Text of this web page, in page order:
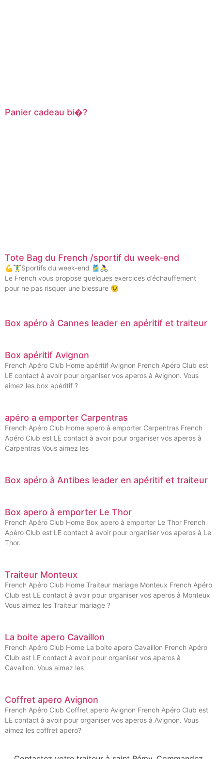
Panier cadeau bi�?
Tote Bag du French /sportif du week-end
💪🏋️‍♂️Sportifs du week-end 🎽🚴‍♀️
Le French vous propose quelques exercices d’échauffement
pour ne pas risquer une blessure 😉
Box apéro à Cannes leader en apéritif et traiteur
Box apéritif Avignon
French Apéro Club Home apéritif Avignon French Apéro Club est
LE contact à avoir pour organiser vos aperos à Avignon. Vous
aimez les box apéritif ?
apéro a emporter Carpentras
French Apéro Club Home apero à emporter Carpentras French
Apéro Club est LE contact à avoir pour organiser vos aperos à
Carpentras Vous aimez les
Box apéro à Antibes leader en apéritif et traiteur
Box apero à emporter Le Thor
French Apéro Club Home Box apero à emporter Le Thor French
Apéro Club est LE contact à avoir pour organiser vos aperos à Le
Thor.
Traiteur Monteux
French Apéro Club Home Traiteur mariage Monteux French Apéro
Club est LE contact à avoir pour organiser vos aperos à Monteux
Vous aimez les Traiteur mariage ?
La boite apero Cavaillon
French Apéro Club Home La boite apero Cavaillon French Apéro
Club est LE contact à avoir pour organiser vos aperos à
Cavaillon. Vous aimez les
Coffret apero Avignon
French Apéro Club Coffret apero Avignon French Apéro Club est
LE contact à avoir pour organiser vos aperos à Avignon. Vous
aimez les coffret apero?